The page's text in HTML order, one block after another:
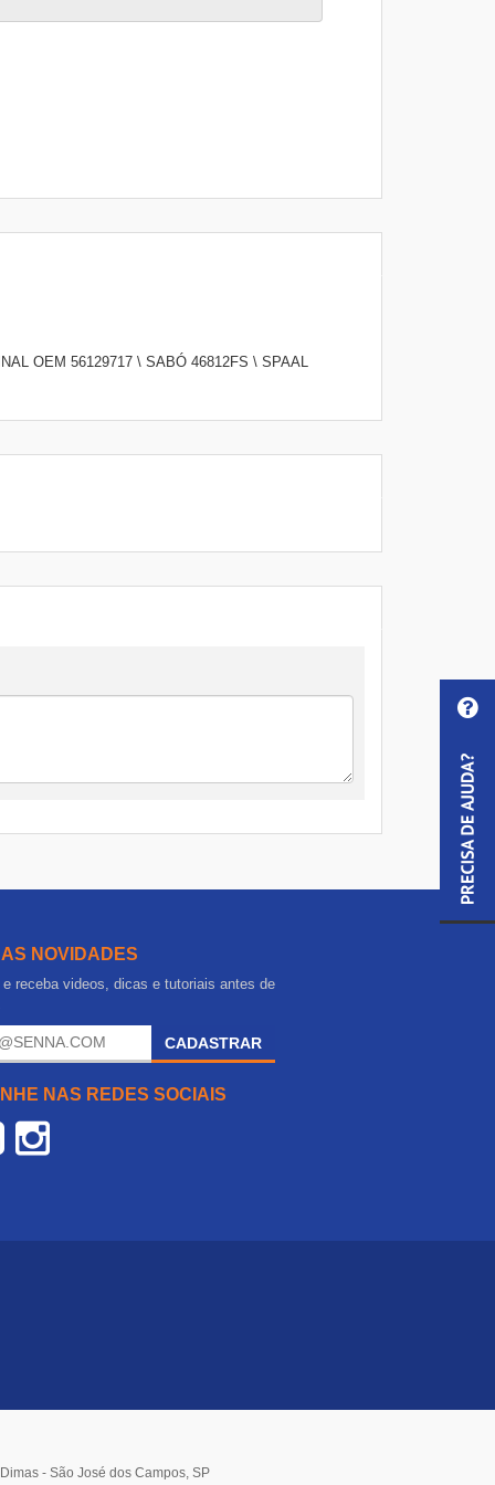
OEM 56129717 \ SABÓ 46812FS \ SPAAL
NOVIDADES
e receba videos, dicas e tutoriais antes de
CADASTRAR
NAS REDES SOCIAIS
- São José dos Campos, SP